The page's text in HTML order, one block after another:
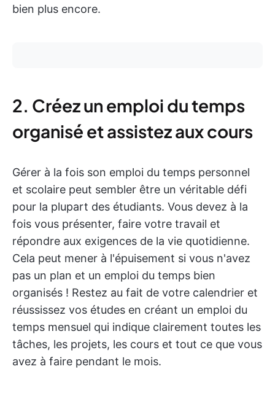
bien plus encore.
2. Créez un emploi du temps
organisé et assistez aux cours
Gérer à la fois son emploi du temps personnel
et scolaire peut sembler être un véritable défi
pour la plupart des étudiants. Vous devez à la
fois vous présenter, faire votre travail et
répondre aux exigences de la vie quotidienne.
Cela peut mener à l'épuisement si vous n'avez
pas un plan et un emploi du temps bien
organisés ! Restez au fait de votre calendrier et
réussissez vos études en créant un emploi du
temps mensuel qui indique clairement toutes les
tâches, les projets, les cours et tout ce que vous
avez à faire pendant le mois.